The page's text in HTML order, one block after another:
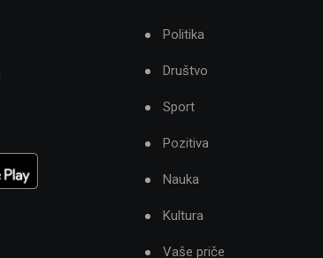
Politika
Društvo
Sport
Pozitiva
Nauka
Kultura
Vaše priče